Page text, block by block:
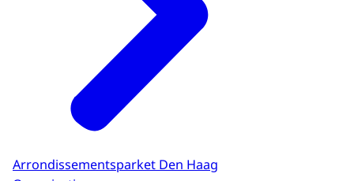
Arrondissementsparket Den Haag